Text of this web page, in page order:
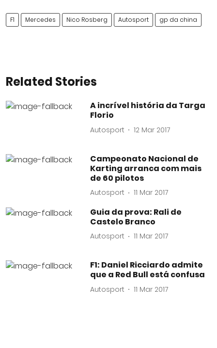
F1 Mercedes Nico Rosberg Autosport gp da china
Related Stories
A incrível história da Targa
Florio
Autosport 12 Mar 2017
Campeonato Nacional de
Karting arranca com mais
de 60 pilotos
Autosport 11 Mar 2017
Guia da prova: Rali de
Castelo Branco
Autosport 11 Mar 2017
F1: Daniel Ricciardo admite
que a Red Bull está confusa
Autosport 11 Mar 2017